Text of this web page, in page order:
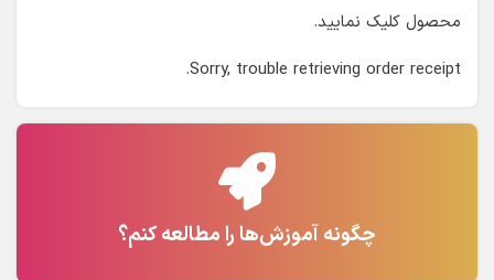
محصول کلیک نمایید.
Sorry, trouble retrieving order receipt.
چگونه آموزش‌ها را مطالعه کنم؟